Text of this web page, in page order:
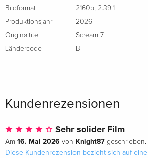
Bildformat
2160p, 2.39:1
Produktionsjahr
2026
Originaltitel
Scream 7
Ländercode
B
Kundenrezensionen
Sehr solider Film
Am 16. Mai 2026 von Knight87 geschrieben.
Diese Kundenrezension bezieht sich auf eine